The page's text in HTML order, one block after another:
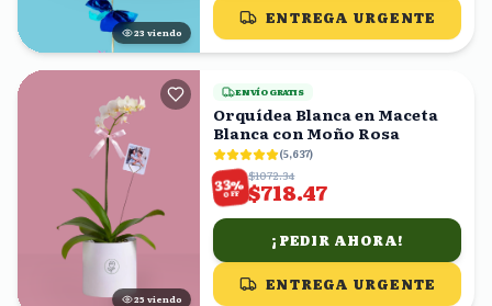
23 viendo
ENTREGA URGENTE
25 viendo
ENVÍO GRATIS
Orquídea Blanca en Maceta
Blanca con Moño Rosa
(5,637)
33%
OFF
$1072.34
$718.47
¡PEDIR AHORA!
ENTREGA URGENTE